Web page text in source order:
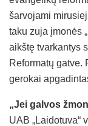
šarvojami
taku zuja įmonės
aikštę tvarkantys
Reformatų gatve.
gerokai
„Jei galvos
UAB „Laidotuva“